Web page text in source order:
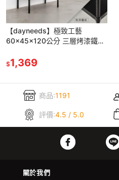
【dayneeds】極致工藝
60x45x120公分 三層烤漆鐵板
$1,369
商品:1191
評價:4.5 / 5.0
關於我們